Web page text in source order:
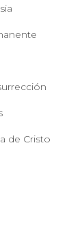
de Cristo